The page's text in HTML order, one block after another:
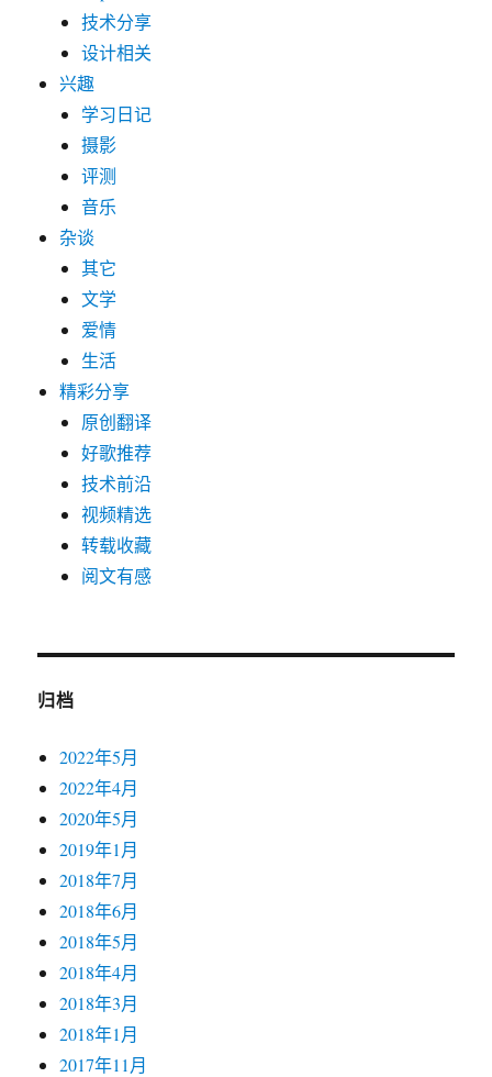
技术分享
设计相关
兴趣
学习日记
摄影
评测
音乐
杂谈
其它
文学
爱情
生活
精彩分享
原创翻译
好歌推荐
技术前沿
视频精选
转载收藏
阅文有感
归档
2022年5月
2022年4月
2020年5月
2019年1月
2018年7月
2018年6月
2018年5月
2018年4月
2018年3月
2018年1月
2017年11月